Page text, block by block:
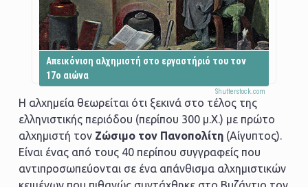
Απεικόνιση αλχημιστή στο εργαστήριό του τον
17ο αιώνα
Η αλχημεία θεωρείται ότι ξεκινά στο τέλος της
ελληνιστικής περιόδου (περίπου 300 μ.Χ.) με πρώτο
αλχημιστή τον Ζώσιμο τον Πανοπολίτη(Αίγυπτος).
Είναι ένας από τους 40 περίπου συγγραφείς που
αντιπροσωπεύονται σε ένα απάνθισμα αλχημιστικών